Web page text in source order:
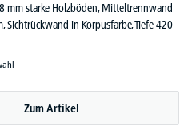
mm starke Holzböden, Mitteltrennwand
Sichtrückwand in Korpusfarbe, Tiefe 420
Zum Artikel